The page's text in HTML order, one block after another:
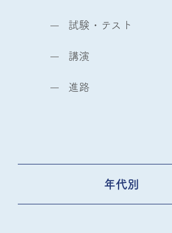
試験・テスト
講演
進路
年代別